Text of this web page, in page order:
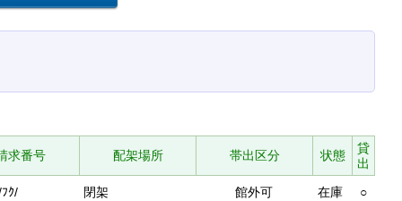
求番号 配架場所 帯出区分 状態
貸
出
ｸ/ 閉架 館外可 在庫 ○